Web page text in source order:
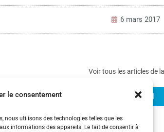
le consentement
nous utilisons des technologies telles que les
informations des appareils. Le fait de consentir à
6 mars 2017
Voir tous les articles de
REE 2017-1